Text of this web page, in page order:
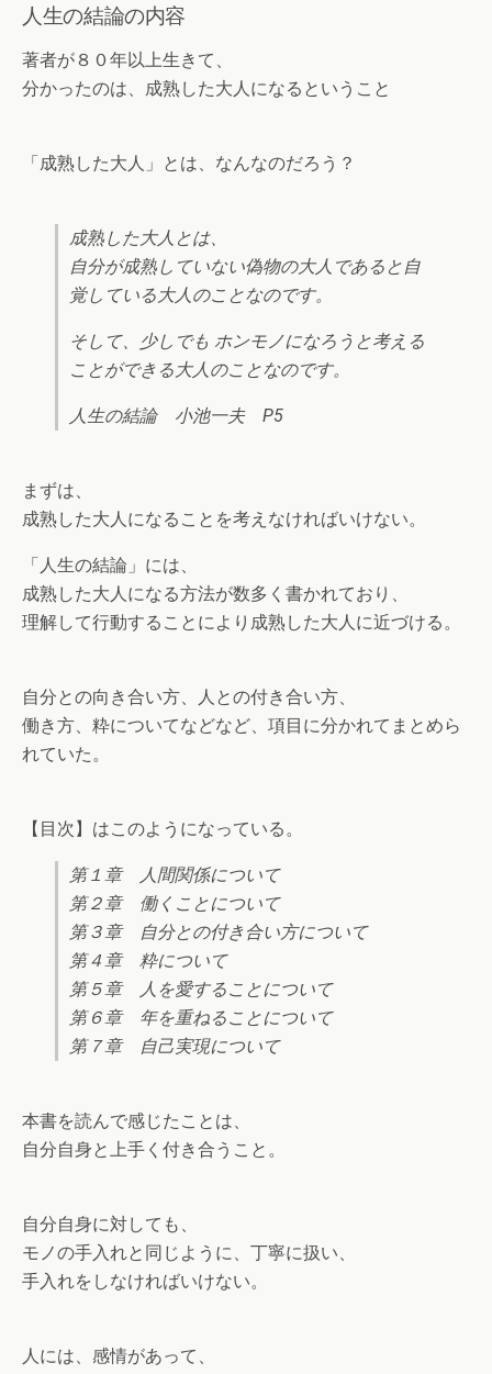
人生の結論の内容
著者が８０年以上生きて、
分かったのは、成熟した大人になるということ
「成熟した大人」とは、なんなのだろう？
成熟した大人とは、
自分が成熟していない偽物の大人であると自
覚している大人のことなのです。
そして、少しでも ホンモノになろうと考える
ことができる大人のことなのです。
人生の結論 小池一夫 P5
まずは、
成熟した大人になることを考えなければいけない。
「人生の結論」には、
成熟した大人になる方法が数多く書かれており、
理解して行動することにより成熟した大人に近づける。
自分との向き合い方、人との付き合い方、
働き方、粋についてなどなど、項目に分かれてまとめら
れていた。
【目次】はこのようになっている。
第１章 人間関係について
第２章 働くことについて
第３章 自分との付き合い方について
第４章 粋について
第５章 人を愛することについて
第６章 年を重ねることについて
第７章 自己実現について
本書を読んで感じたことは、
自分自身と上手く付き合うこと。
自分自身に対しても、
モノの手入れと同じように、丁寧に扱い、
手入れをしなければいけない。
人には、感情があって、